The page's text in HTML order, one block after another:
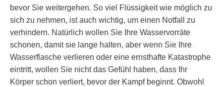
bevor Sie weitergehen. So viel Flüssigkeit wie möglich zu
sich zu nehmen, ist auch wichtig, um einen Notfall zu
verhindern. Natürlich wollen Sie Ihre Wasservorräte
schonen, damit sie lange halten, aber wenn Sie Ihre
Wasserflasche verlieren oder eine ernsthafte Katastrophe
eintritt, wollen Sie nicht das Gefühl haben, dass Ihr
Körper schon verliert, bevor der Kampf beginnt. Obwohl